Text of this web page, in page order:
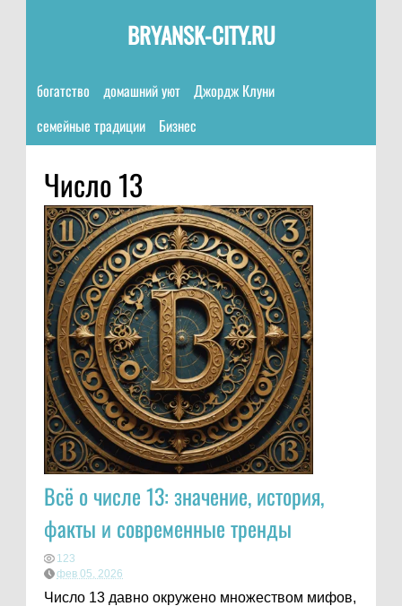
BRYANSK-CITY.RU
богатство домашний уют
Джордж Клуни
семейные традиции
Бизнес
Число 13
Всё о числе 13: значение, история,
факты и современные тренды
123
фев 05, 2026
Число 13 давно окружено множеством мифов,